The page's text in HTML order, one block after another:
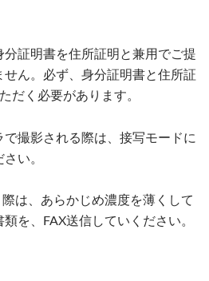
証明書を住所証明と兼用でご提
ん。必ず、身分証明書と住所証
だく必要があります。
撮影される際は、接写モードに
い。
は、あらかじめ濃度を薄くして
を、FAX送信していください。